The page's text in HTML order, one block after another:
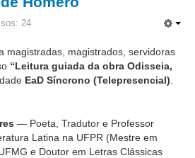
24
magistradas, magistrados, servidoras
“Leitura guiada da obra Odisseia,
EaD Síncrono (Telepresencial)
— Poeta, Tradutor e Professor
Latina na UFPR (Mestre em
e Doutor em Letras Clássicas